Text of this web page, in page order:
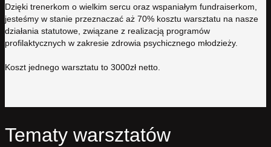
Dzięki trenerkom o wielkim sercu oraz wspaniałym fundraiserkom,
jesteśmy w stanie przeznaczać aż 70% kosztu warsztatu na nasze
działania statutowe, związane z realizacją programów
profilaktycznych w zakresie zdrowia psychicznego młodzieży.
Koszt jednego warsztatu to 3000zł netto.
Tematy warsztatów